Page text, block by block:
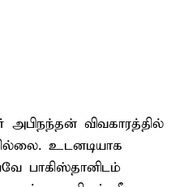
விவகாரத்தில்
உடனடியாக
பாகிஸ்தானிடம்